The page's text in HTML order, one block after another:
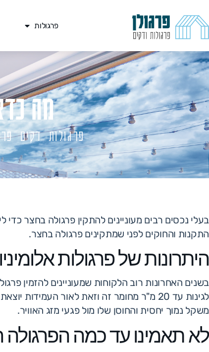
פרגולות
מה
פרגולות דקים
בעלי נכסים רבים מעוניינים להתקין פרגולה בחצר
התקנות והחוקים לפני שמתקינים פרגולה בחצר.
היתרונות של פרגולות
בשנים האחרונות רוב הלקוחות שמעוניינים להזמין
לגינות עד 20 מ"ר מחומר זה וזאת לאור
משקל נמוך יחסית והחוסן שלו מול פגעי מזג האוויר.
לא תאמינו עד כמה